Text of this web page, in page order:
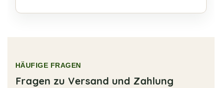
HÄUFIGE FRAGEN
Fragen zu Versand und Zahlung